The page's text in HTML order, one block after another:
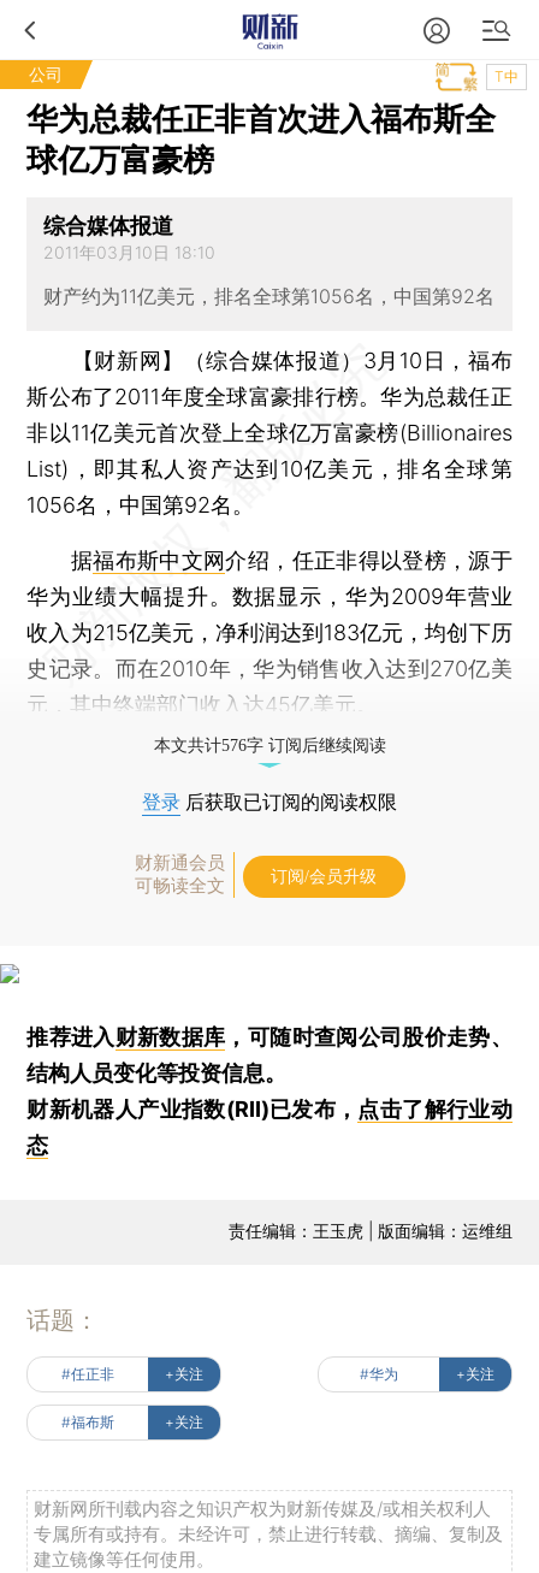
公司 T中
华为总裁任正非首次进入福布斯全
球亿万富豪榜
综合媒体报道
2011年03月10日 18:10
财产约为11亿美元，排名全球第1056名，中国第92名
【财新网】（综合媒体报道） 3月10日，福布
斯公布了2011年度全球富豪排行榜。华为总裁任正
非以11亿美元首次登上全球亿万富豪榜(Billionaires
List)，即其私人资产达到10亿美元，排名全球第
1056名，中国第92名。
据福布斯中文网介绍，任正非得以登榜，源于
华为业绩大幅提升。数据显示，华为2009年营业
收入为215亿美元，净利润达到183亿元，均创下历
史记录。而在2010年，华为销售收入达到270亿美
元，其中终端部门收入达45亿美元。
本文共计576字 订阅后继续阅读
登录 后获取已订阅的阅读权限
财新通会员
可畅读全文
订阅/会员升级
推荐进入财新数据库 ，可随时查阅公司股价走势、
结构人员变化等投资信息。
财新机器人产业指数(RII)已发布， 点击了解行业动
态
责任编辑：王玉虎 | 版面编辑：运维组
话题：
#任正非 +关注 #华为 +关注
#福布斯 +关注
财新网所刊载内容之知识产权为财新传媒及/或相关权利人
专属所有或持有。未经许可，禁止进行转载、摘编、复制及
建立镜像等任何使用。